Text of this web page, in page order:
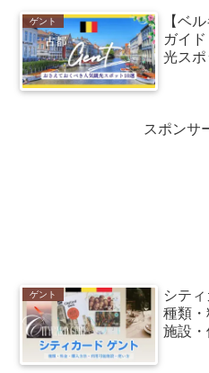
ゲント
【ベ
ガイ
光ス
スポンサ
ゲント
シテ
種類
施設